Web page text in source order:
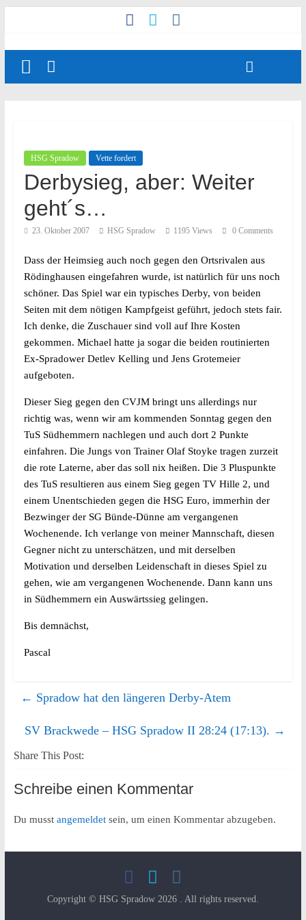
HSG Spradow Vette fordert
Derbysieg, aber: Weiter
geht´s…
23. Oktober 2007 HSG Spradow 1195 Views 0 Comments
Dass der Heimsieg auch noch gegen den Ortsrivalen aus
Rödinghausen eingefahren wurde, ist natürlich für uns noch
schöner. Das Spiel war ein typisches Derby, von beiden
Seiten mit dem nötigen Kampfgeist geführt, jedoch stets fair.
Ich denke, die Zuschauer sind voll auf Ihre Kosten
gekommen. Michael hatte ja sogar die beiden routinierten
Ex-Spradower Detlev Kelling und Jens Grotemeier
aufgeboten.
Dieser Sieg gegen den CVJM bringt uns allerdings nur
richtig was, wenn wir am kommenden Sonntag gegen den
TuS Südhemmern nachlegen und auch dort 2 Punkte
einfahren. Die Jungs von Trainer Olaf Stoyke tragen zurzeit
die rote Laterne, aber das soll nix heißen. Die 3 Pluspunkte
des TuS resultieren aus einem Sieg gegen TV Hille 2, und
einem Unentschieden gegen die HSG Euro, immerhin der
Bezwinger der SG Bünde-Dünne am vergangenen
Wochenende. Ich verlange von meiner Mannschaft, diesen
Gegner nicht zu unterschätzen, und mit derselben
Motivation und derselben Leidenschaft in dieses Spiel zu
gehen, wie am vergangenen Wochenende. Dann kann uns
in Südhemmern ein Auswärtssieg gelingen.
Bis demnächst,
Pascal
← Spradow hat den längeren Derby-Atem
SV Brackwede – HSG Spradow II 28:24 (17:13). →
Share This Post:
Schreibe einen Kommentar
Du musst angemeldetsein, um einen Kommentar abzugeben.
Copyright © HSG Spradow 2026 . All rights reserved.